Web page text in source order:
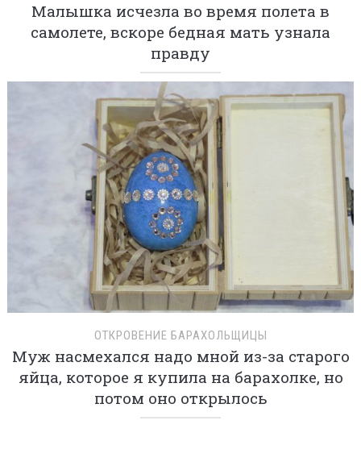
Малышка исчезла во время полета в
самолете, вскоре бедная мать узнала
правду
ОТКРОВЕНИЕ БАРАХОЛЬЩИЦЫ
Муж насмехался надо мной из-за старого
яйца, которое я купила на барахолке, но
потом оно открылось